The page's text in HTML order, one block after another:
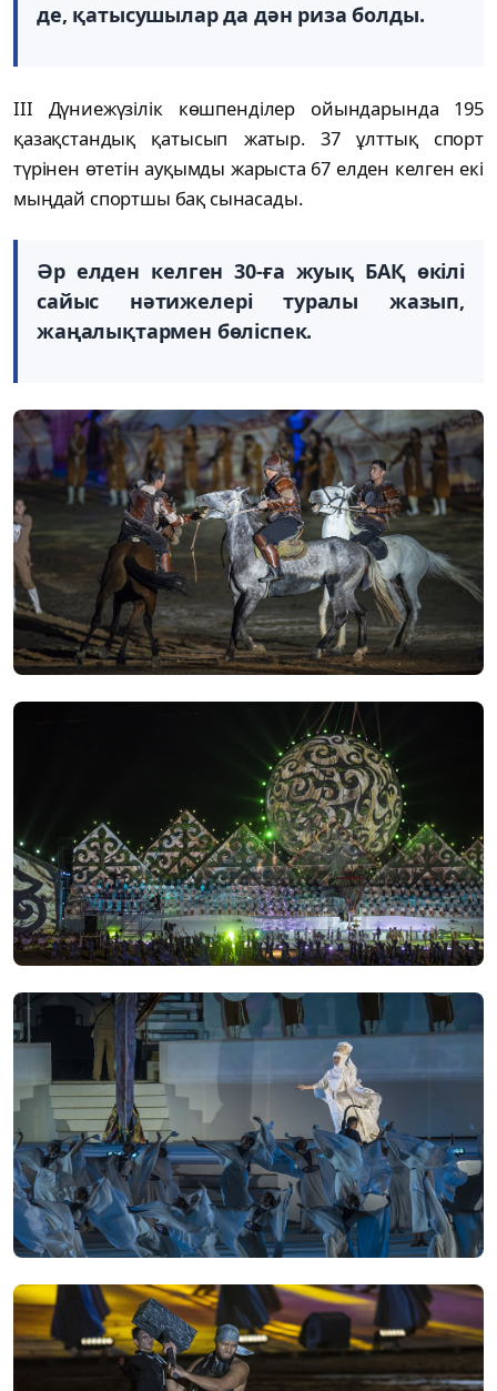
де, қатысушылар да дән риза болды.
III Дүниежүзілік көшпенділер ойындарында 195
қазақстандық қатысып жатыр. 37 ұлттық спорт
түрінен өтетін ауқымды жарыста 67 елден келген екі
мыңдай спортшы бақ сынасады.
Әр елден келген 30-ға жуық БАҚ өкілі
сайыс нәтижелері туралы жазып,
жаңалықтармен бөліспек.